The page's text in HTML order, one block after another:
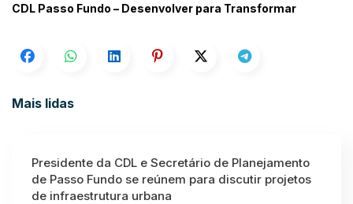
CDL Passo Fundo – Desenvolver para Transformar
Mais lidas
Presidente da CDL e Secretário de Planejamento
de Passo Fundo se reúnem para discutir projetos
de infraestrutura urbana